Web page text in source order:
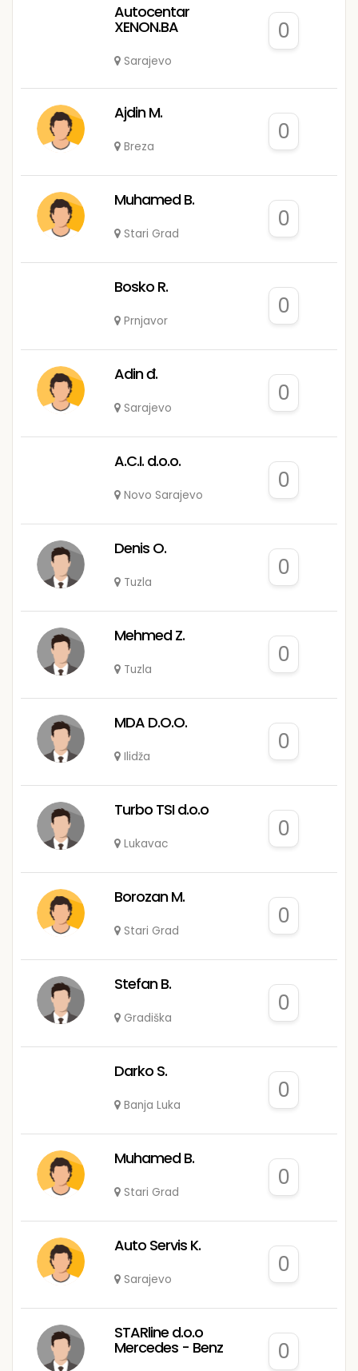
Autocentar
XENON.BA
Sarajevo
0
Ajdin M.
Breza
0
Muhamed B.
Stari Grad
0
Bosko R.
Prnjavor
0
Adin đ.
Sarajevo
0
A.C.I. d.o.o.
Novo Sarajevo
0
Denis O.
Tuzla
0
Mehmed Z.
Tuzla
0
MDA D.O.O.
Ilidža
0
Turbo TSI d.o.o
Lukavac
0
Borozan M.
Stari Grad
0
Stefan B.
Gradiška
0
Darko S.
Banja Luka
0
Muhamed B.
Stari Grad
0
Auto Servis K.
Sarajevo
0
STARline d.o.o
Mercedes - Benz 0